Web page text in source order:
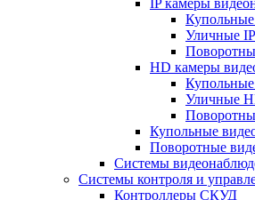
Уличные
HD камеры
Уличные
Купольные
Поворотные
Системы
Системы контроля и
Контроллеры СКУД